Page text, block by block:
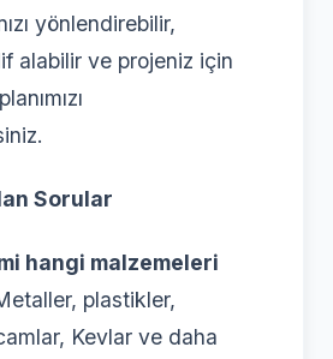
yönlendirebilir,
alabilir ve projeniz için
Sorular
hangi malzemeleri
plastikler,
Kevlar ve daha